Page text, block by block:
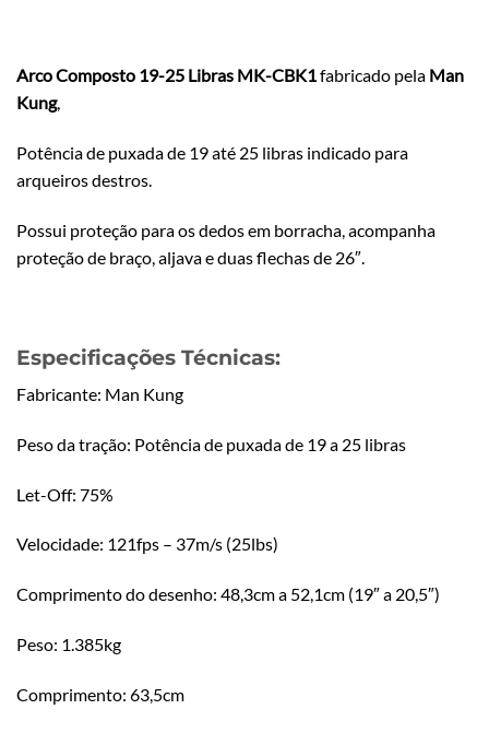
Arco Composto 19-25 Libras MK-CBK1fabricado pela Man
Kung,
Potência de puxada de 19 até 25 libras indicado para
arqueiros destros.
Possui proteção para os dedos em borracha, acompanha
proteção de braço, aljava e duas flechas de 26″.
Especificações Técnicas:
Fabricante: Man Kung
Peso da tração: Potência de puxada de 19 a 25 libras
Let-Off: 75%
Velocidade: 121fps – 37m/s (25lbs)
Comprimento do desenho: 48,3cm a 52,1cm (19″ a 20,5″)
Peso: 1.385kg
Comprimento: 63,5cm